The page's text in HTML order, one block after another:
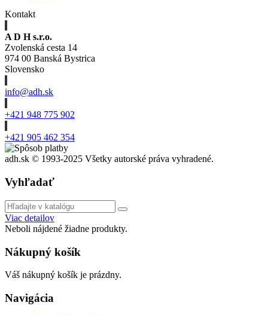
Kontakt
A D H s.r.o.
Zvolenská cesta 14
974 00 Banská Bystrica
Slovensko
info@adh.sk
+421 948 775 902
+421 905 462 354
adh.sk © 1993-2025 Všetky autorské práva vyhradené.
Vyhľadať
Viac detailov
Neboli nájdené žiadne produkty.
Nákupný košík
Váš nákupný košík je prázdny.
Navigácia